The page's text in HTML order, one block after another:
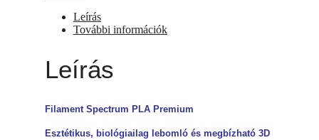
Leírás
További információk
Leírás
Filament Spectrum PLA Premium
Esztétikus, biológiailag lebomló és megbízható 3D